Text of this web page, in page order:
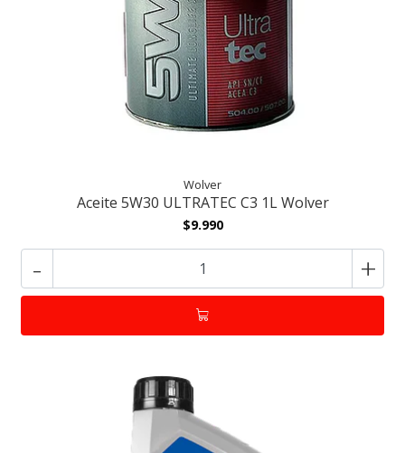
Wolver
Aceite 5W30 ULTRATEC C3 1L Wolver
$9.990
- +